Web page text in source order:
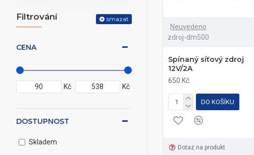
Filtrování smazat
CENA
Kč Kč
DOSTUPNOST
Skladem
Neuvedeno
zdroj-dm500
Spínaný síťový zdroj
12V/2A
650 Kč
DO KOŠÍKU
Dotaz na produkt